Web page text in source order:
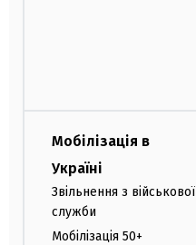
Мобілізація в
Україні
Звільнення з військової
служби
Мобілізація 50+